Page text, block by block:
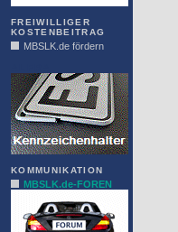
FREIWILLIGER
KOSTENBEITRAG
MBSLK.de fördern
KOMMUNIKATION
MBSLK.de-FOREN